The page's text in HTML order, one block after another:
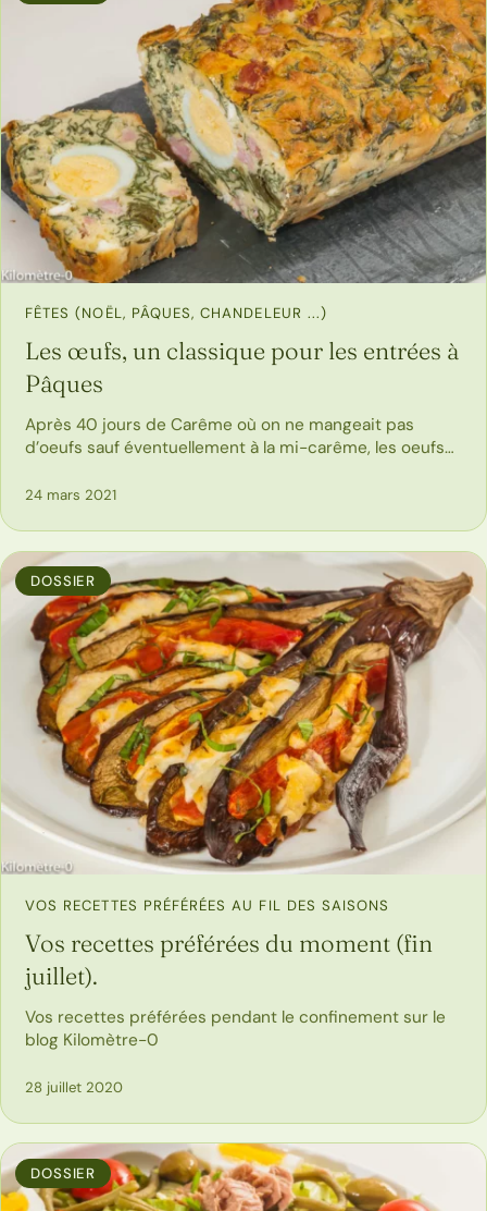
FÊTES (NOËL, PÂQUES, CHANDELEUR ...)
Les œufs, un classique pour les entrées à
Pâques
Après 40 jours de Carême où on ne mangeait pas
d’oeufs sauf éventuellement à la mi-carême, les oeufs…
24 mars 2021
DOSSIER
VOS RECETTES PRÉFÉRÉES AU FIL DES SAISONS
Vos recettes préférées du moment (fin
juillet).
Vos recettes préférées pendant le confinement sur le
blog Kilomètre-0
28 juillet 2020
DOSSIER